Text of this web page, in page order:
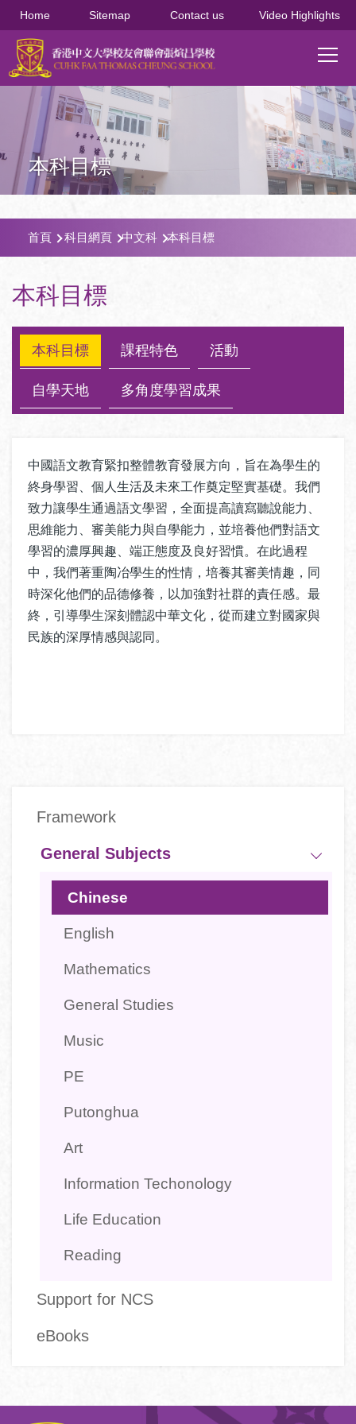
移至主內容
Home Sitemap Contact us Video Highlights
Main
本科目標
導
航
連
結
首頁 科目網頁 中文科 本科目標
本科目標
本科目標 課程特色 活動
自學天地 多角度學習成果
中國語文教育緊扣整體教育發展方向，旨在為學生的
終身學習、個人生活及未來工作奠定堅實基礎。我們
致力讓學生通過語文學習，全面提高讀寫聽說能力、
思維能力、審美能力與自學能力，並培養他們對語文
學習的濃厚興趣、端正態度及良好習慣。在此過程
中，我們著重陶冶學生的性情，培養其審美情趣，同
時深化他們的品德修養，以加強對社群的責任感。最
終，引導學生深刻體認中華文化，從而建立對國家與
民族的深厚情感與認同。
navigation
Framework
General Subjects
Chinese
English
Mathematics
General Studies
Music
PE
Putonghua
Art
Information Techonology
Life Education
Reading
Support for NCS
eBooks